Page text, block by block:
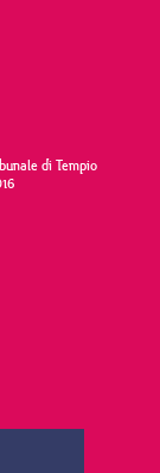
di Tempio